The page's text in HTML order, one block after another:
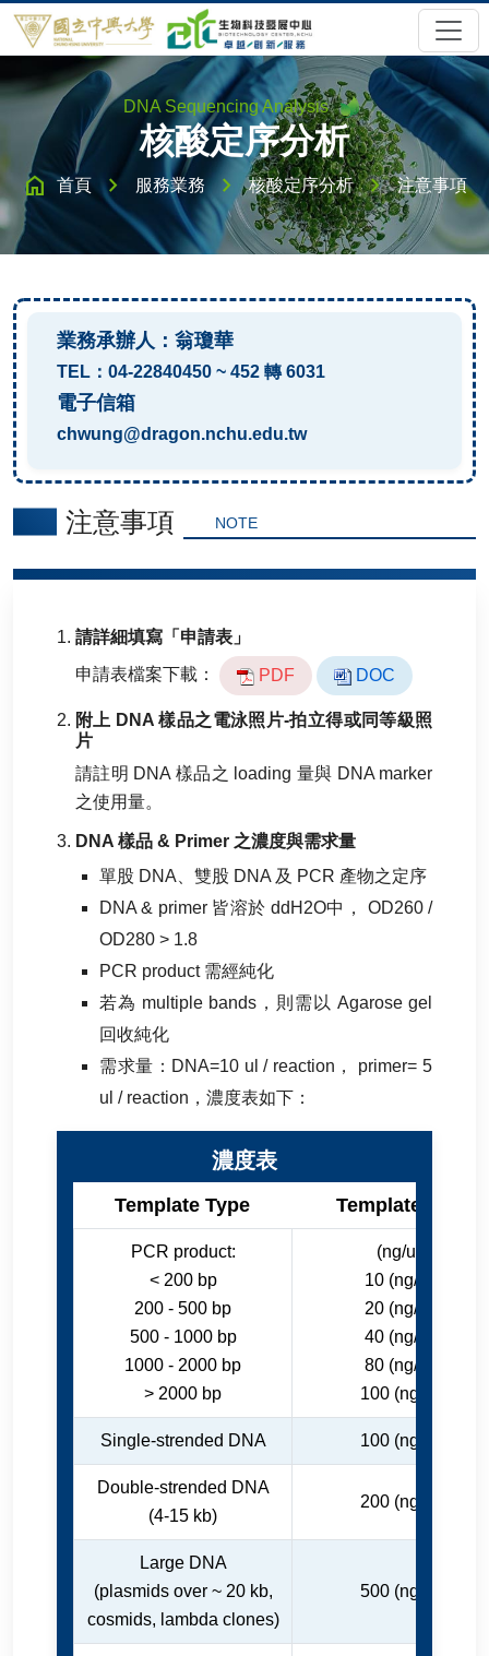
DNA Sequencing Analysis
核酸定序分析
home 首頁 chevron_right 服務業務 chevron_right 核酸定序分析 chevron_right 注意事項
業務承辦人：翁瓊華
TEL：04-22840450 ~ 452 轉 6031
電子信箱
chwung@dragon.nchu.edu.tw
注意事項 NOTE
請詳細填寫「申請表」
申請表檔案下載： PDF DOC
附上 DNA 樣品之電泳照片-拍立得或同等級照
片
請註明 DNA 樣品之 loading 量與 DNA marker
之使用量。
DNA 樣品 & Primer 之濃度與需求量
單股 DNA、雙股 DNA 及 PCR 產物之定序
DNA & primer 皆溶於 ddH2O中， OD260 /
OD280 > 1.8
PCR product 需經純化
若為 multiple bands，則需以 Agarose gel
回收純化
需求量：DNA=10 ul / reaction， primer= 5
ul / reaction，濃度表如下：
濃度表
Template Type Template 濃度
PCR product:
< 200 bp
200 - 500 bp
500 - 1000 bp
1000 - 2000 bp
> 2000 bp
(ng/ul)
10 (ng/ul)
20 (ng/ul)
40 (ng/ul)
80 (ng/ul)
100 (ng/ul)
Single-strended DNA 100 (ng/ul)
Double-strended DNA
(4-15 kb)
200 (ng/ul)
Large DNA
(plasmids over ~ 20 kb,
cosmids, lambda clones)
500 (ng/ul)